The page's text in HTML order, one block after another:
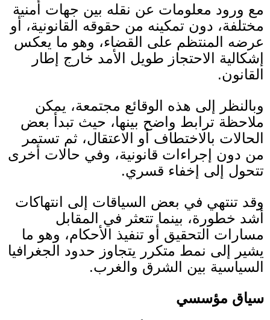
مع ورود معلومات عن نقله بين جهات أمنية
مختلفة، دون تمكينه من حقوقه القانونية، أو
عرضه المنتظم على القضاء، وهو ما يعكس
إشكالية الاحتجاز طويل الأمد خارج إطار
القانون.
وبالنظر إلى هذه الوقائع مجتمعة، يمكن
ملاحظة ترابط واضح بينها، حيث تبدأ بعض
الحالات بالاختطاف أو الاعتقال، ثم تستمر
من دون إجراءات قانونية، وفي حالات أخرى
تتحول إلى إخفاء قسري.
وقد تنتهي في بعض السياقات إلى انتهاكات
أشد خطورة، بينما تتعثر في المقابل
مسارات التحقيق أو تنفيذ الأحكام، وهو ما
يشير إلى نمط متكرر يتجاوز حدود الجغرافيا
السياسية بين الشرق والغرب.
سياق مؤسسي